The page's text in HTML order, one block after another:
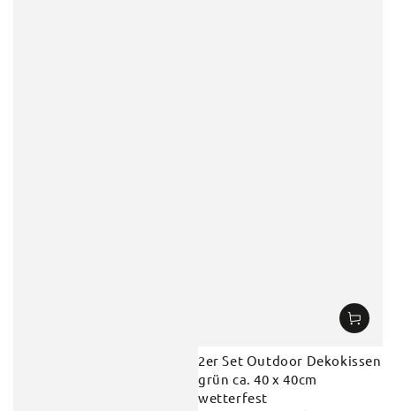
2er Set Outdoor Dekokissen
grün ca. 40 x 40cm
wetterfest